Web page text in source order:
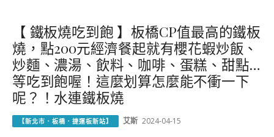
【 鐵板燒吃到飽 】板橋CP值最高的鐵板
燒，點200元經濟餐起就有櫻花蝦炒飯、
炒麵、濃湯、飲料、咖啡、蛋糕、甜點…
等吃到飽喔！這麼划算怎麼能不衝一下
呢？！水連鐵板燒
【新北市．板橋．捷運板新站】 艾斯 2024-04-15